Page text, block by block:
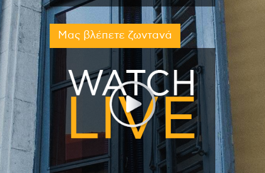
Μας βλέπετε ζωντανά